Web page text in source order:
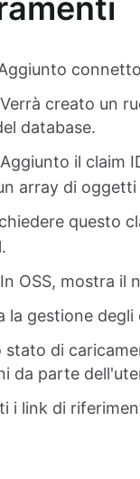
Verrà creato un
database.
Aggiunto il claim
array di oggetti
questo
In OSS, mostra il
la gestione degli
stato di
da parte
i link di